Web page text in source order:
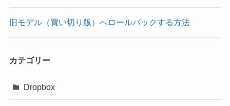
旧モデル（買い切り版）へロールバックする方法
カテゴリー
Dropbox